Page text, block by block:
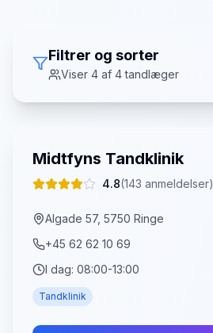
Filtrer og sorter
Viser 4 af 4tandlæger
Midtfyns Tandklinik
4.8(143 anmeldelser)
Algade 57, 5750 Ringe
+45 62 62 10 69
I dag: 08:00-13:00
Tandklinik